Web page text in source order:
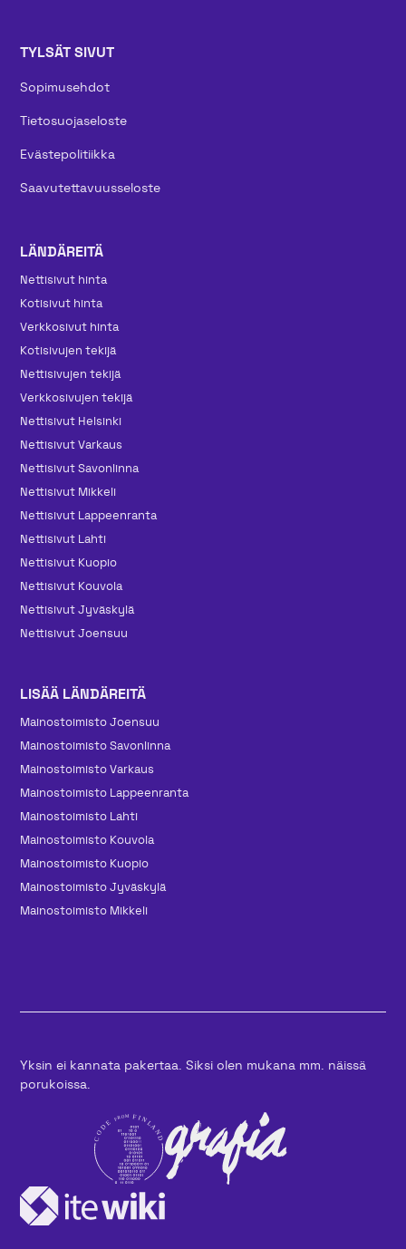
TYLSÄT SIVUT
Sopimusehdot
Tietosuojaseloste
Evästepolitiikka
Saavutettavuusseloste
LÄNDÄREITÄ
Nettisivut hinta
Kotisivut hinta
Verkkosivut hinta
Kotisivujen tekijä
Nettisivujen tekijä
Verkkosivujen tekijä
Nettisivut Helsinki
Nettisivut Varkaus
Nettisivut Savonlinna
Nettisivut Mikkeli
Nettisivut Lappeenranta
Nettisivut Lahti
Nettisivut Kuopio
Nettisivut Kouvola
Nettisivut Jyväskylä
Nettisivut Joensuu
LISÄÄ LÄNDÄREITÄ
Mainos­toimisto Joensuu
Mainos­toimisto Savonlinna
Mainos­toimisto Varkaus
Mainos­toimisto Lappeenranta
Mainos­toimisto Lahti
Mainos­toimisto Kouvola
Mainos­toimisto Kuopio
Mainos­toimisto Jyväskylä
Mainos­toimisto Mikkeli
Yksin ei kannata pakertaa. Siksi olen mukana mm. näissä
porukoissa.